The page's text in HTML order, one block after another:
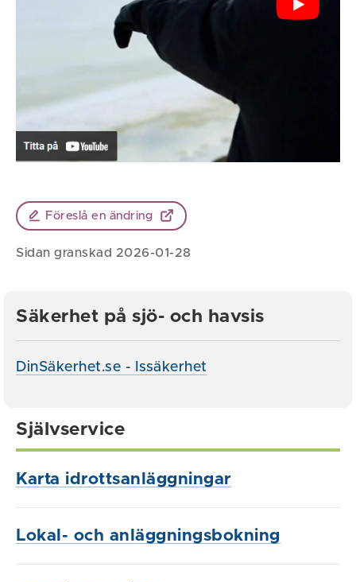
Föreslå en ändring
Sidan granskad 2026-01-28
Säkerhet på sjö- och havsis
DinSäkerhet.se - Issäkerhet
Självservice
Karta idrottsanläggningar
Lokal- och anläggningsbokning